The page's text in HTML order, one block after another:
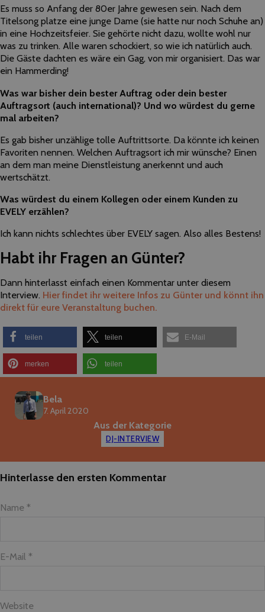
Es muss so Anfang der 80er Jahre gewesen sein. Nach dem
Titelsong platze eine junge Dame (sie hatte nur noch Schuhe an)
in eine Hochzeitsfeier. Sie gehörte nicht dazu, wollte wohl nur
was zu trinken. Alle waren schockiert, so wie ich natürlich auch.
Die Gäste dachten es wäre ein Gag, von mir organisiert. Das war
ein Hammerding!
Was war bisher dein bester Auftrag oder dein bester
Auftragsort (auch international)? Und wo würdest du gerne
mal arbeiten?
Es gab bisher unzählige tolle Auftrittsorte. Da könnte ich keinen
Favoriten nennen. Welchen Auftragsort ich mir wünsche? Einen
an dem man meine Dienstleistung anerkennt und auch
wertschätzt.
Was würdest du einem Kollegen oder einem Kunden zu
EVELY erzählen?
Ich kann nichts schlechtes über EVELY sagen. Also alles Bestens!
Habt ihr Fragen an Günter?
Dann hinterlasst einfach einen Kommentar unter diesem
Interview. Hier findet ihr weitere Infos zu Günter und könnt ihn
direkt für eure Veranstaltung buchen.
teilen teilen E-Mail
merken teilen
Bela
7. April 2020
Aus der Kategorie
DJ-INTERVIEW
Hinterlasse den ersten Kommentar
Name *
E-Mail *
Website